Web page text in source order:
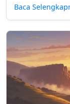
Baca